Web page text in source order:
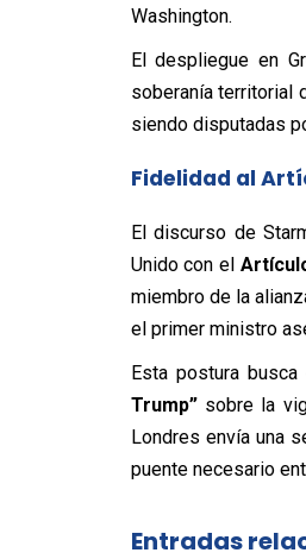
Washington.
El despliegue en
soberanía territorial
siendo disputadas
Fidelidad al
El discurso de
Unido con el
miembro de la
el primer ministro
Esta postura
Trump”sobre la
Londres envía una
puente necesario
Entradas